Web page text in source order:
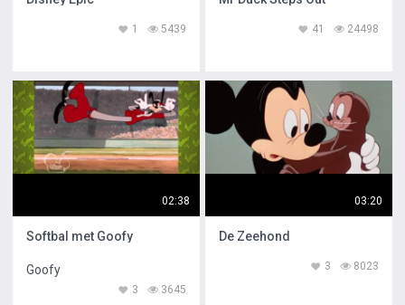
5439
1 24498
41
02:38
Softbal met Goofy
Goofy
3645
3
03:20
De Zeehond
8023
3